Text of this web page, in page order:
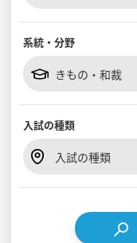
系統・分野
きもの・和裁
入試の種類
入試の種類